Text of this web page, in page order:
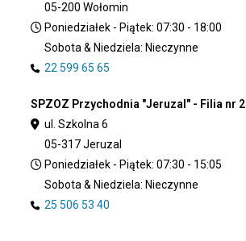
05-200 Wołomin
Poniedziałek - Piątek: 07:30 - 18:00
Sobota & Niedziela: Nieczynne
22 599 65 65
SPZOZ Przychodnia "Jeruzal" - Filia nr 2
ul. Szkolna 6
05-317 Jeruzal
Poniedziałek - Piątek: 07:30 - 15:05
Sobota & Niedziela: Nieczynne
25 506 53 40